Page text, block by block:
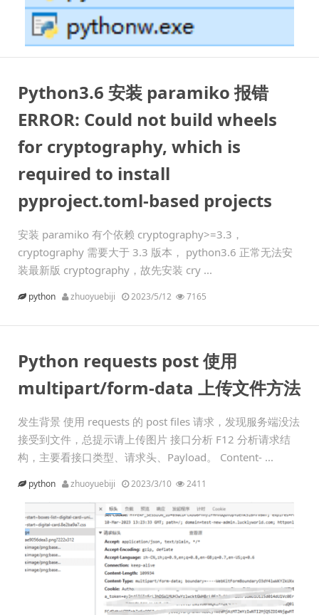
Python3.6 安装 paramiko 报错
ERROR: Could not build wheels
for cryptography, which is
required to install
pyproject.toml-based projects
安装 paramiko 有个依赖 cryptography>=3.3，
cryptography 需要大于 3.3 版本， python3.6 正常无法安
装最新版 cryptography，故先安装 cry ...
python zhuoyuebiji 2023/5/12 7165
Python requests post 使用
multipart/form-data 上传文件方法
发生背景 使用 requests 的 post files 请求，发现服务端没法
接受到文件，总提示请上传图片 接口分析 F12 分析请求结
构，主要看接口类型、请求头、Payload。 Content- ...
python zhuoyuebiji 2023/3/10 2411